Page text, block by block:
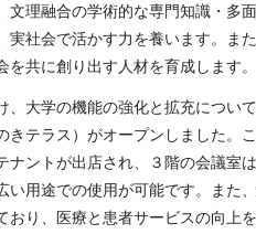
文理融合の学術的な専門知識・多
実社会で活かす力を養います。ま
共に創り出す人材を育成します。
大学の機能の強化と拡充につい
きテラス）がオープンしました。
ナントが出店され、３階の会議室
い用途での使用が可能です。また
おり、医療と患者サービスの向上